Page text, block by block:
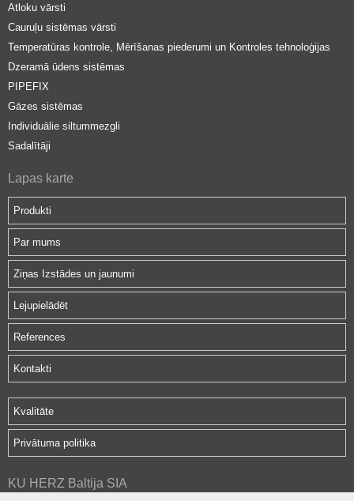
Atloku vārsti
Cauruļu sistēmas vārsti
Temperatūras kontrole, Mērīšanas piederumi un Kontroles tehnoloģijas
Dzeramā ūdens sistēmas
PIPEFIX
Gāzes sistēmas
Individuālie siltummezgli
Sadalītāji
Lapas karte
Produkti
Par mums
Ziņas Izstādes un jaunumi
Lejupielādēt
References
Kontakti
Kvalitāte
Privātuma politika
KU HERZ Baltija SIA